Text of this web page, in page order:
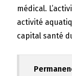
médical.
activité
capital santé